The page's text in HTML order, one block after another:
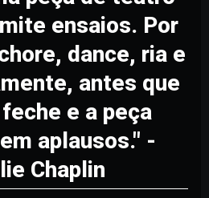
ensaios. Por
dance, ria e
antes que
e a peça
aplausos." -
Chaplin